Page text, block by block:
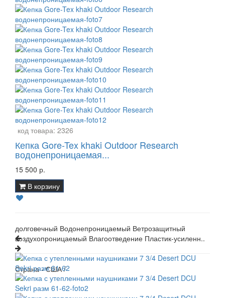
код товара: 2326
Кепка Gore-Tex khaki Outdoor Research
водонепроницаемая...
15 500 р.
В корзину
долговечный Водонепроницаемый Ветрозащитный
воздухопроницаемый Влагоотведение Пластик-усиленн..
Страна - США /